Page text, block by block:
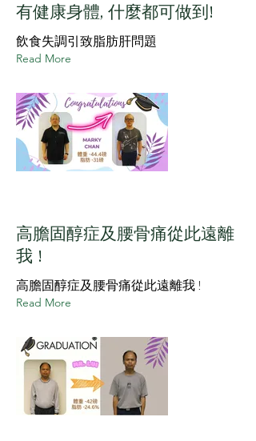
有健康身體, 什麼都可做到!
飲食失調引致脂肪肝問題
Read More
高膽固醇症及腰骨痛從此遠離
我 !
高膽固醇症及腰骨痛從此遠離我 !
Read More